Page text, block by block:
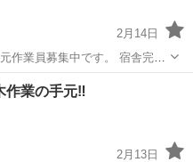
2月14日
員募集中です。 宿舎完
ださい。
作業の手元‼️
2月13日